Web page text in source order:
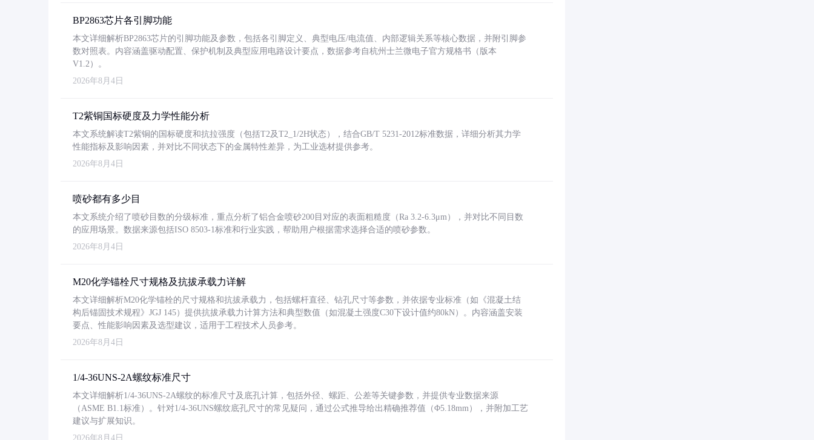
BP2863芯片各引脚功能
本文详细解析BP2863芯片的引脚功能及参数，包括各引脚定义、典型电压/电流值、内部逻辑关系等核心数据，并附引脚参
数对照表。内容涵盖驱动配置、保护机制及典型应用电路设计要点，数据参考自杭州士兰微电子官方规格书（版本
V1.2）。
2026年8月4日
T2紫铜国标硬度及力学性能分析
本文系统解读T2紫铜的国标硬度和抗拉强度（包括T2及T2_1/2H状态），结合GB/T 5231-2012标准数据，详细分析其力学
性能指标及影响因素，并对比不同状态下的金属特性差异，为工业选材提供参考。
2026年8月4日
喷砂都有多少目
本文系统介绍了喷砂目数的分级标准，重点分析了铝合金喷砂200目对应的表面粗糙度（Ra 3.2-6.3μm），并对比不同目数
的应用场景。数据来源包括ISO 8503-1标准和行业实践，帮助用户根据需求选择合适的喷砂参数。
2026年8月4日
M20化学锚栓尺寸规格及抗拔承载力详解
本文详细解析M20化学锚栓的尺寸规格和抗拔承载力，包括螺杆直径、钻孔尺寸等参数，并依据专业标准（如《混凝土结
构后锚固技术规程》JGJ 145）提供抗拔承载力计算方法和典型数值（如混凝土强度C30下设计值约80kN）。内容涵盖安装
要点、性能影响因素及选型建议，适用于工程技术人员参考。
2026年8月4日
1/4-36UNS-2A螺纹标准尺寸
本文详细解析1/4-36UNS-2A螺纹的标准尺寸及底孔计算，包括外径、螺距、公差等关键参数，并提供专业数据来源
（ASME B1.1标准）。针对1/4-36UNS螺纹底孔尺寸的常见疑问，通过公式推导给出精确推荐值（Φ5.18mm），并附加工艺
建议与扩展知识。
2026年8月4日